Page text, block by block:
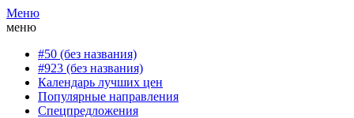
Меню
меню
#50 (без названия)
#923 (без названия)
Календарь лучших цен
Популярные направления
Спецпредложения